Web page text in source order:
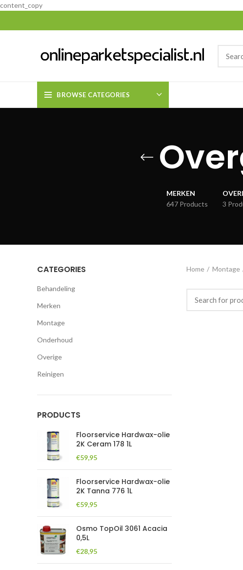
content_copy
BROWSE CATEGORIES
MERKEN
647 Products
3
CATEGORIES
Behandeling
Merken
Montage
Onderhoud
Overige
Reinigen
PRODUCTS
Floorservice Hardwax-olie
2K Ceram 178 1L
€59,95
Floorservice Hardwax-olie
2K Tanna 776 1L
€59,95
Osmo TopOil 3061 Acacia
0,5L
€28,95
Home Montage